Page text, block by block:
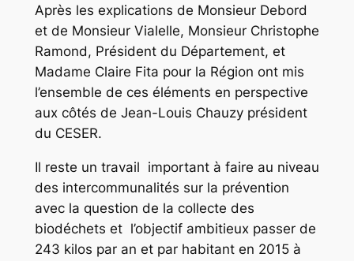
Après les explications de Monsieur Debord
et de Monsieur Vialelle, Monsieur Christophe
Ramond, Président du Département, et
Madame Claire Fita pour la Région ont mis
l’ensemble de ces éléments en perspective
aux côtés de Jean-Louis Chauzy président
du CESER.
Il reste un travail important à faire au niveau
des intercommunalités sur la prévention
avec la question de la collecte des
biodéchets et l’objectif ambitieux passer de
243 kilos par an et par habitant en 2015 à